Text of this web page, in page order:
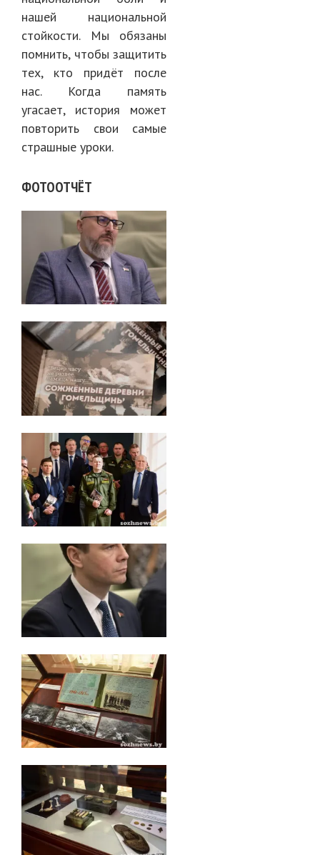
нашей национальной
стойкости. Мы обязаны
помнить, чтобы защитить
тех, кто придёт после
нас. Когда память
угасает, история может
повторить свои самые
страшные уроки.
ФОТООТЧЁТ